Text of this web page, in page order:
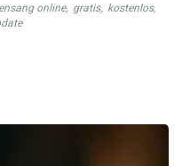
online, gratis, kostenlos,